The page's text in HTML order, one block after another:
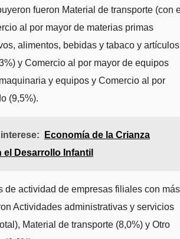
fueron Material de transporte (con
al por mayor de materias primas
alimentos, bebidas y tabaco y artículos
y Comercio al por mayor de equipos
y equipos y Comercio al por
(9,5%).
Economía de la Crianza
el Desarrollo Infantil
de actividad de empresas filiales con más
Actividades administrativas y servicios
Material de transporte (8,0%) y Otro